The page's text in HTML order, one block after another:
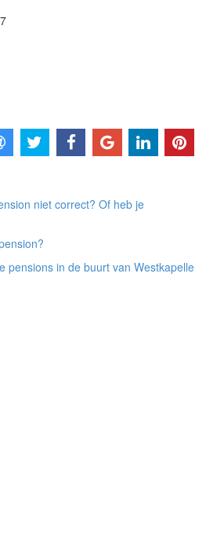
niet correct? Of heb je
pensions in de buurt van Westkapelle